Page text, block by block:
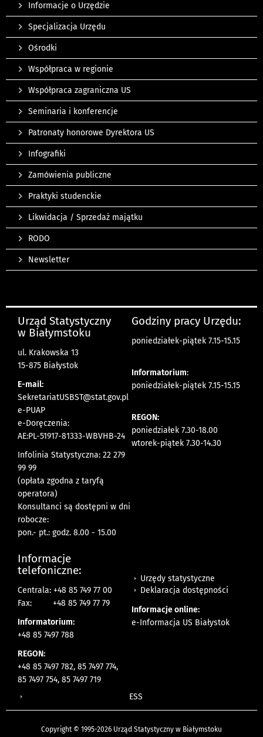
Informacje o Urzędzie
Specjalizacja Urzędu
Ośrodki
Współpraca w regionie
Współpraca zagraniczna US
Seminaria i konferencje
Patronaty honorowe Dyrektora US
Infografiki
Zamówienia publiczne
Praktyki studenckie
Likwidacja / Sprzedaż majątku
RODO
Newsletter
Urząd Statystyczny
w Białymstoku
ul. Krakowska 13
15-875 Białystok
E-mail:
SekretariatUSBST@stat.gov.pl
e-PUAP
e-Doręczenia:
AE:PL-51917-81333-WBVHB-24
Infolinia Statystyczna: 22 279
99 99
(opłata zgodna z taryfą
operatora)
Konsultanci są dostępni w dni
robocze:
pon.- pt.: godz. 8.00 - 15.00
Godziny pracy Urzędu:
poniedziałek-piątek 7.15-15.15
Informatorium:
poniedziałek-piątek 7.15-15.15
REGON:
poniedziałek 7.30-18.00
wtorek-piątek 7.30-14.30
Informacje
telefoniczne:
Centrala: +48 85 749 77 00
Fax:
+48 85 749 77 79
Informatorium:
+48 85 7497 788
REGON:
+48 85 7497 782, 85 7497 774,
85 7497 754, 85 7497 719
Urzędy statystyczne
Deklaracja dostępności
Informacje online:
e-Informacja US Białystok
ESS
Copyright © 1995-2026 Urząd Statystyczny w Białymstoku